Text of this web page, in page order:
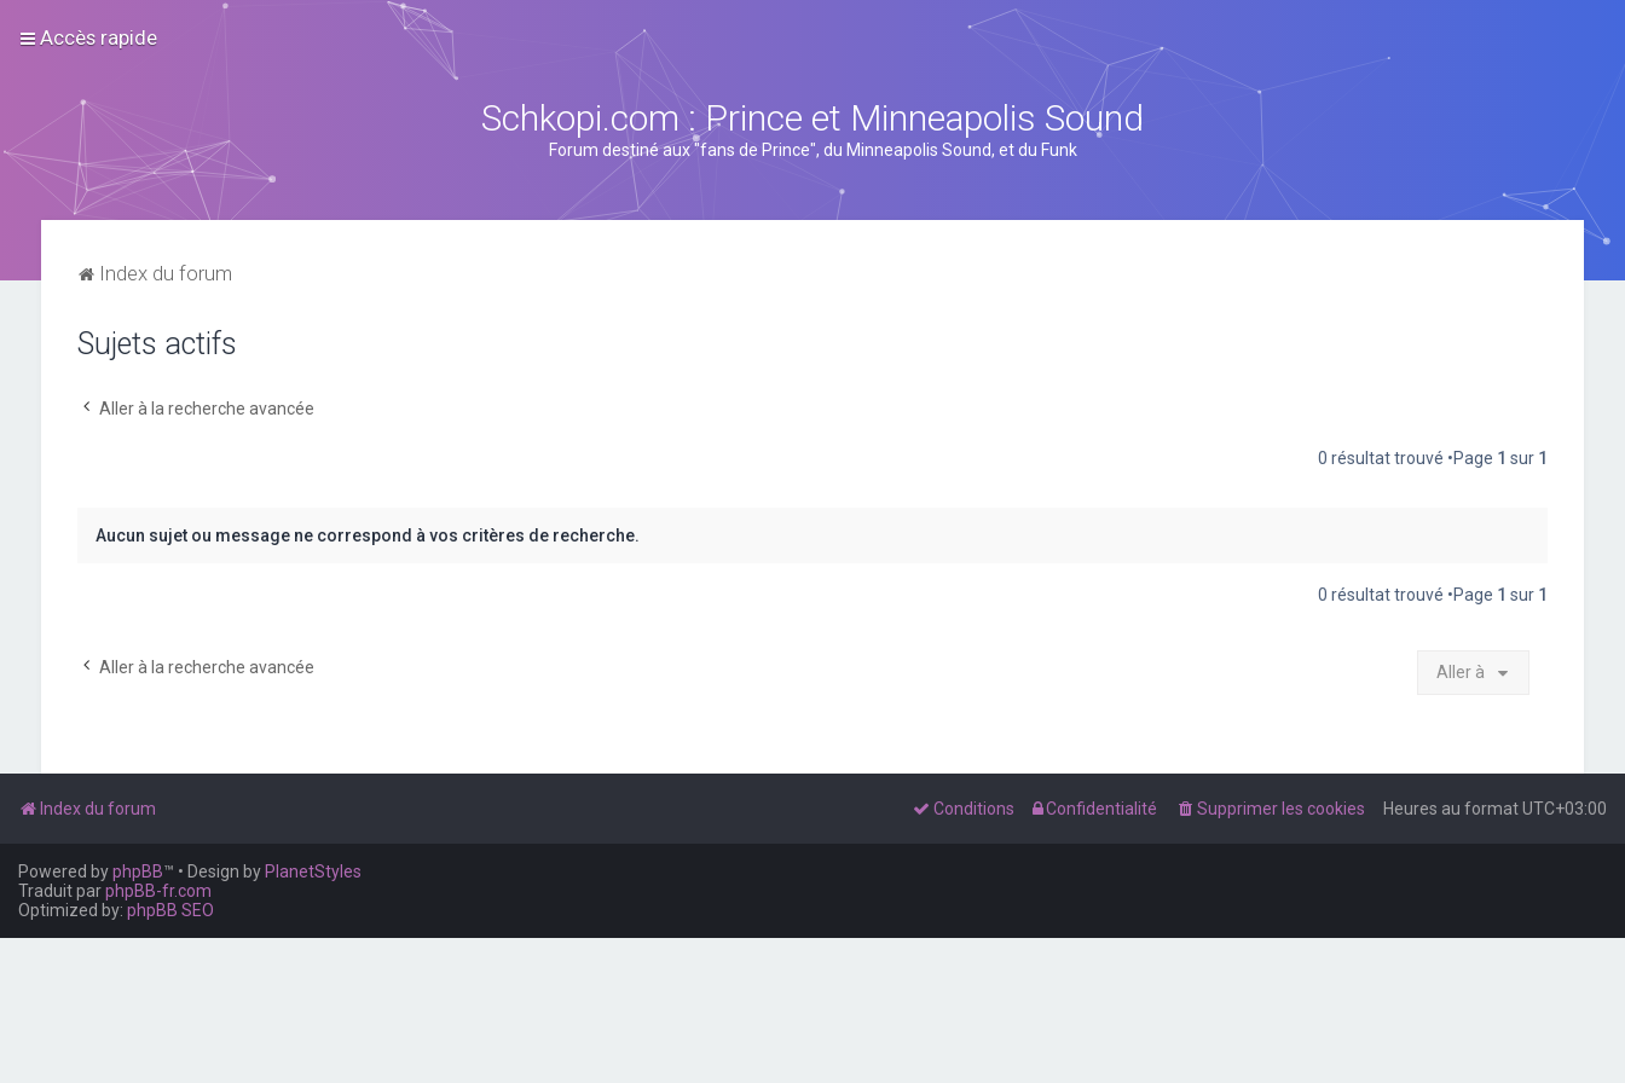
Accès rapide
Schkopi.com : Prince et Minneapolis Sound
Forum destiné aux "fans de Prince", du Minneapolis Sound, et du Funk
Index du forum
Sujets actifs
Aller à la recherche avancée
0 résultat trouvé •Page 1 sur 1
Aucun sujet ou message ne correspond à vos critères de recherche.
0 résultat trouvé •Page 1 sur 1
Aller à la recherche avancée Aller à
Index du forum Heures au formatUTC+03:00
Supprimer les cookies
Confidentialité
Conditions
Powered byphpBB™ • Design by PlanetStyles
Traduit parphpBB-fr.com
Optimized by: phpBB SEO